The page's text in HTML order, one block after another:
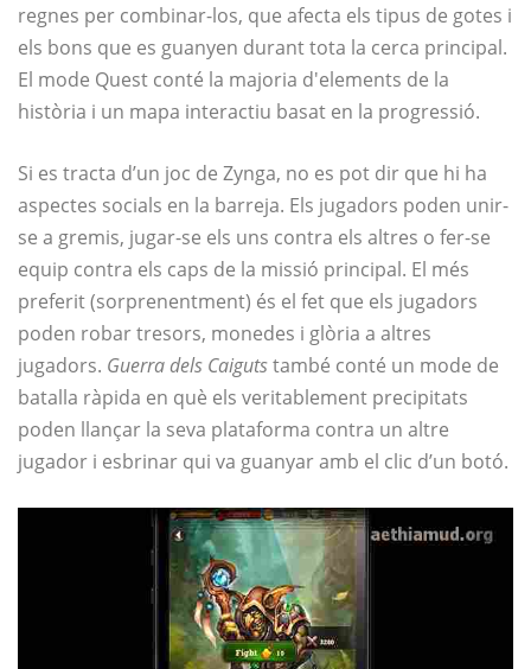
regnes per combinar-los, que afecta els tipus de gotes i
els bons que es guanyen durant tota la cerca principal.
El mode Quest conté la majoria d'elements de la
història i un mapa interactiu basat en la progressió.
Si es tracta d’un joc de Zynga, no es pot dir que hi ha
aspectes socials en la barreja. Els jugadors poden unir-
se a gremis, jugar-se els uns contra els altres o fer-se
equip contra els caps de la missió principal. El més
preferit (sorprenentment) és el fet que els jugadors
poden robar tresors, monedes i glòria a altres
jugadors. Guerra dels Caigutstambé conté un mode de
batalla ràpida en què els veritablement precipitats
poden llançar la seva plataforma contra un altre
jugador i esbrinar qui va guanyar amb el clic d’un botó.